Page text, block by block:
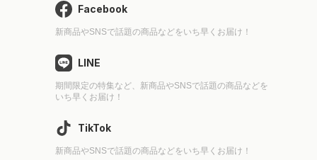
Facebook
新商品やSNSで話題の商品などをいち早くお届け！
LINE
期間限定の特集など、新商品やSNSで話題の商品などを
いち早くお届け！
TikTok
新商品やSNSで話題の商品などをいち早くお届け！